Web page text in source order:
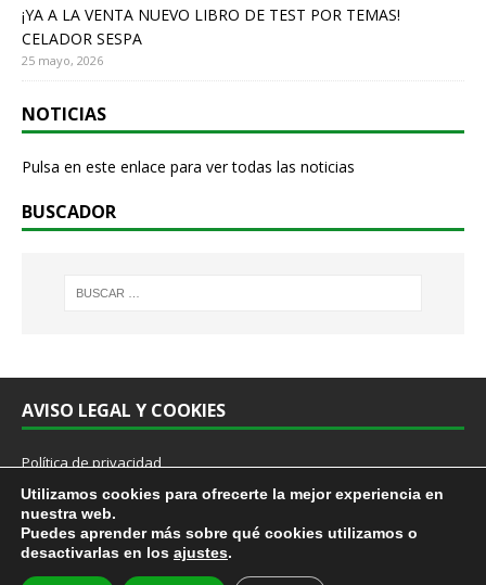
¡YA A LA VENTA NUEVO LIBRO DE TEST POR TEMAS!
CELADOR SESPA
25 mayo, 2026
NOTICIAS
Pulsa en este enlace para ver todas las noticias
BUSCADOR
AVISO LEGAL Y COOKIES
Política de privacidad
Cookies
Aviso Legal
Protocolo prevención acoso sexual y por razón de sexo en el trabajo
Utilizamos cookies para ofrecerte la mejor experiencia en
nuestra web.
Puedes aprender más sobre qué cookies utilizamos o
desactivarlas en los ajustes.